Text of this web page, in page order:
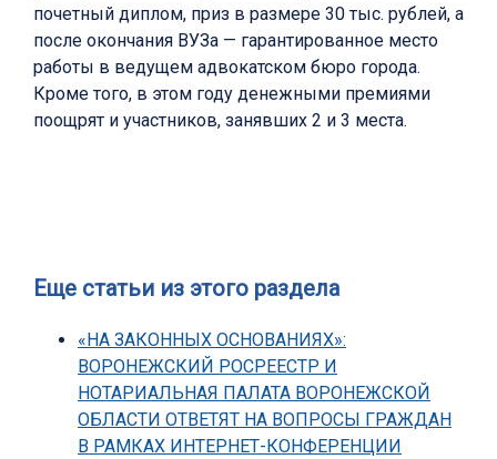
почетный диплом, приз в размере 30 тыс. рублей, а
после окончания ВУЗа — гарантированное место
работы в ведущем адвокатском бюро города.
Кроме того, в этом году денежными премиями
поощрят и участников, занявших 2 и 3 места.
Еще статьи из этого раздела
«НА ЗАКОННЫХ ОСНОВАНИЯХ»:
ВОРОНЕЖСКИЙ РОСРЕЕСТР И
НОТАРИАЛЬНАЯ ПАЛАТА ВОРОНЕЖСКОЙ
ОБЛАСТИ ОТВЕТЯТ НА ВОПРОСЫ ГРАЖДАН
В РАМКАХ ИНТЕРНЕТ-КОНФЕРЕНЦИИ